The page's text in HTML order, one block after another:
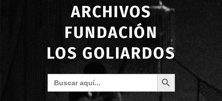
ARCHIVOS
FUNDACIÓN
LOS GOLIARDOS
Buscar: Botón de búsqueda